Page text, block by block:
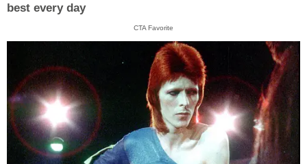
best every day
CTA Favorite